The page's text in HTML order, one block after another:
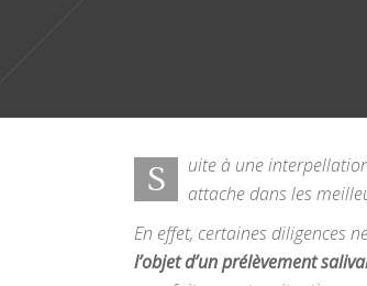
S
uite à une
attache dans les
En effet, certaines diligences
l’objet d’un prélèvement